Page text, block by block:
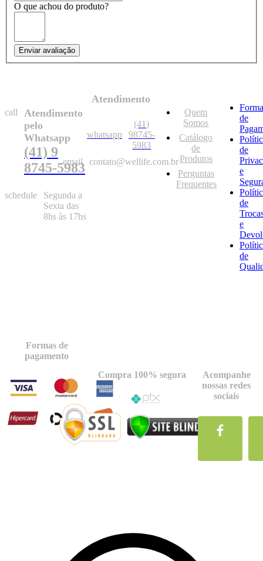
O que achou do produto?
Enviar avaliação
call
Atendimento
pelo
Whatsapp
(41) 9
8745-5983
schedule
Segunda a
Sexta das
8hs às 17hs
Atendimento
whatsapp
(41)
98745-
5983
email
contato@wellife.com.br
Quem
Somos
Catálogo
de
Produtos
Perguntas
Frequentes
de
de
e
de
e
de
Formas de
pagamento
Compra 100% segura
Acompanhe
nossas redes
sociais